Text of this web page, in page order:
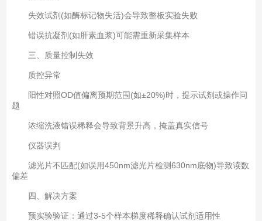
失效试剂(如酶标记物失活)会导致整板实验失败‌
错误抗凝剂(如肝素血浆)可能需重新采集样本
三、质量控制失效
质控异常‌
阳性对照OD值偏离预期范围(如±20%)时，提示试剂或操作问
题
浓缩洗液错误稀释会导致背景升高，掩盖真实信号‌
仪器误判‌
滤光片不匹配(如误用450nm滤光片检测630nm底物)导致读数
偏差‌
四、解决方案
预实验验证‌：通过3-5个样本梯度稀释确认试剂适用性